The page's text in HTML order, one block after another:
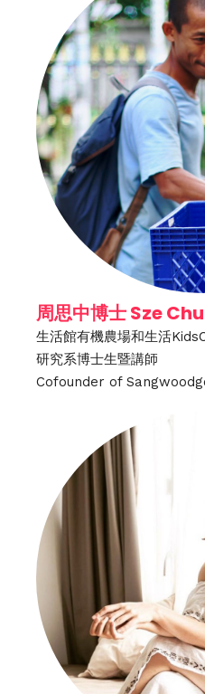
周思中博士 Sze
生活館有機農場和生活
研究系博士生暨講師
Cofounder of